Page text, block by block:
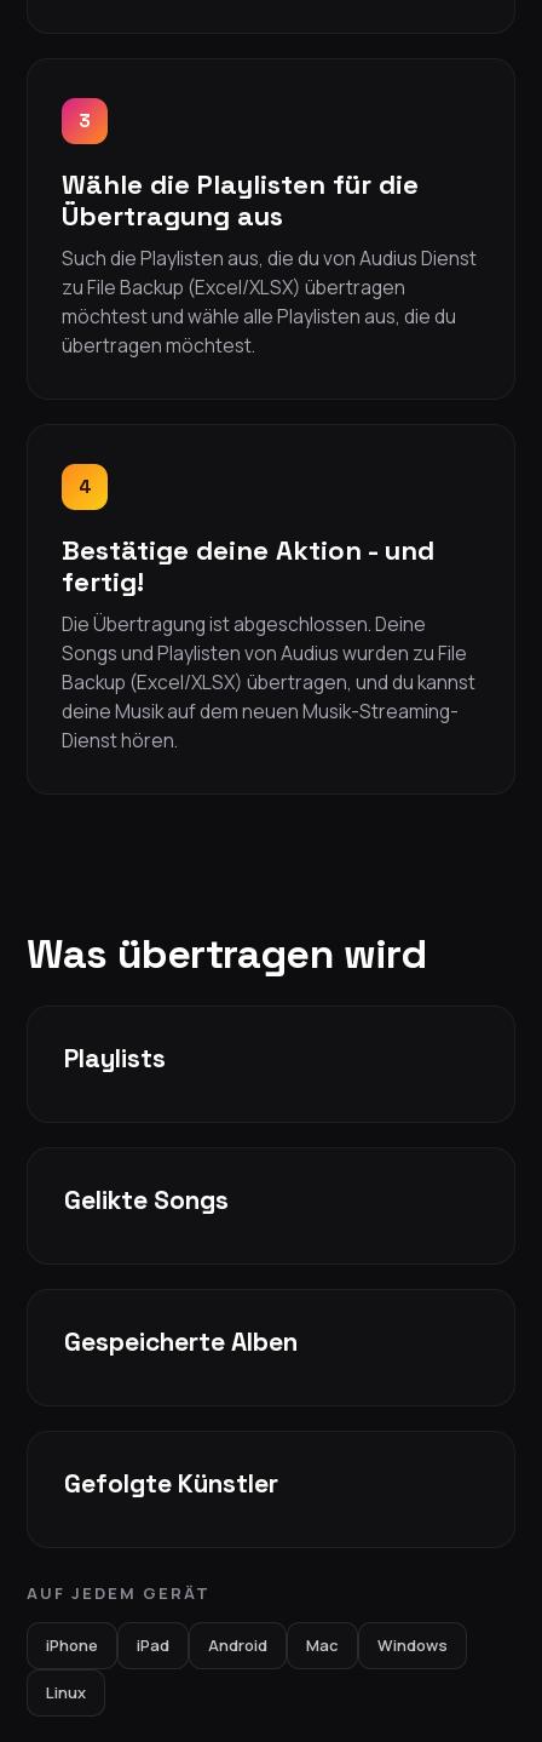
3
Wähle die Playlisten für die
Übertragung aus
Such die Playlisten aus, die du von Audius Dienst
zu File Backup (Excel/XLSX) übertragen
möchtest und wähle alle Playlisten aus, die du
übertragen möchtest.
4
Bestätige deine Aktion - und
fertig!
Die Übertragung ist abgeschlossen. Deine
Songs und Playlisten von Audius wurden zu File
Backup (Excel/XLSX) übertragen, und du kannst
deine Musik auf dem neuen Musik-Streaming-
Dienst hören.
Was übertragen wird
Playlists
Gelikte Songs
Gespeicherte Alben
Gefolgte Künstler
AUF JEDEM GERÄT
iPhone iPad Android Mac Windows
Linux